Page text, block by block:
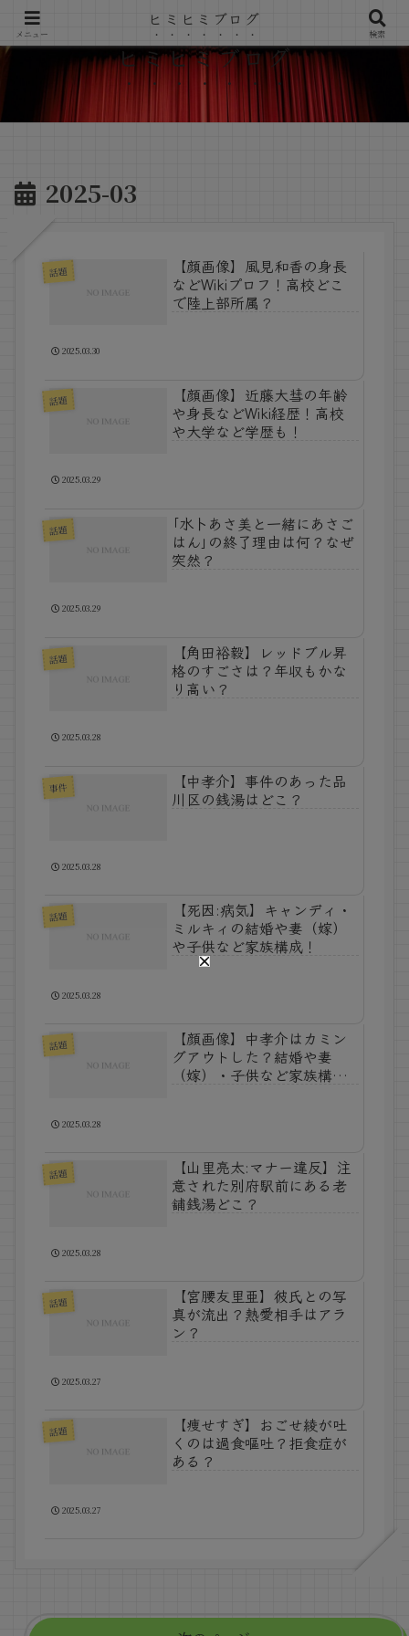
ヒミヒミブログ
2025-03
話題
【顔画像】風見和香の身長
などWikiプロフ！高校どこ
で陸上部所属？
2025.03.30
話題
【顔画像】近藤大彗の年齢
や身長などWiki経歴！高校
や大学など学歴も！
2025.03.29
話題
｢水卜あさ美と一緒にあさご
はん｣の終了理由は何？なぜ
突然？
2025.03.29
話題
【角田裕毅】レッドブル昇
格のすごさは？年収もかな
り高い？
2025.03.28
事件
【中孝介】事件のあった品
川区の銭湯はどこ？
2025.03.28
話題
【死因:病気】キャンディ・
ミルキィの結婚や妻（嫁）
や子供など家族構成！
2025.03.28
話題
【顔画像】中孝介はカミン
グアウトした？結婚や妻
（嫁）・子供など家族構成
2025.03.28
話題
【山里亮太:マナー違反】注
意された別府駅前にある老
舗銭湯どこ？
2025.03.28
話題
【宮腰友里亜】彼氏との写
真が流出？熱愛相手はアラ
ン？
2025.03.27
話題
【痩せすぎ】おごせ綾が吐
くのは過食嘔吐？拒食症が
ある？
2025.03.27
メニュー
ヒミヒミブログ
検索